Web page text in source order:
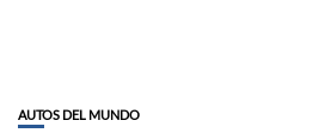
AUTOS DEL MUNDO